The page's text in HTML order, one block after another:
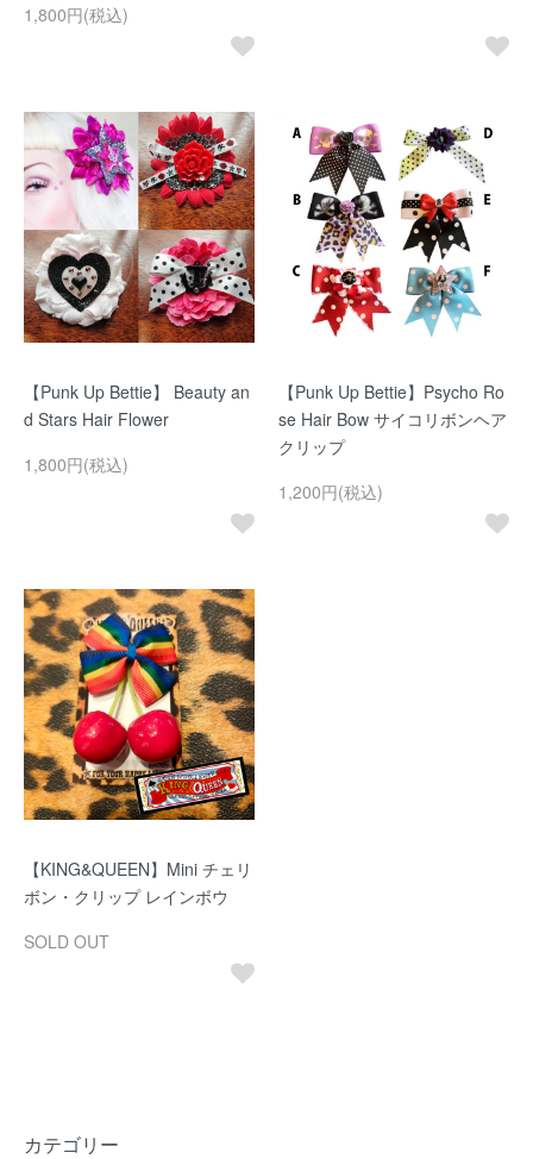
1,800円(税込)
【Punk Up Bettie】 Beauty an
d Stars Hair Flower
1,800円(税込)
【Punk Up Bettie】Psycho Ro
se Hair Bow サイコリボンヘア
クリップ
1,200円(税込)
【KING&QUEEN】Mini チェリ
ボン・クリップ レインボウ
SOLD OUT
カテゴリー